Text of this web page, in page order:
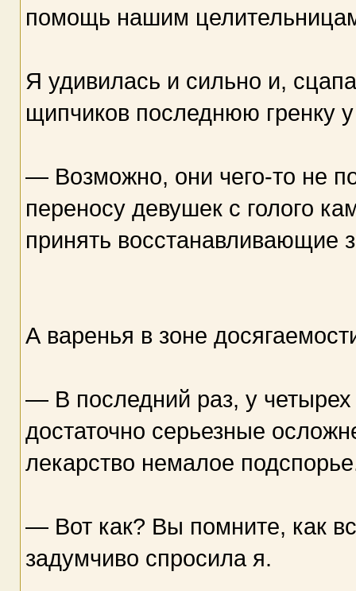
помощь нашим
Я удивилась и сильно и,
щипчиков последнюю гренку
— Возможно, они чего-то не
переносу девушек с голого
принять восстанавливающие
А варенья в зоне
— В последний раз, у
достаточно серьезные
лекарство немалое
— Вот как? Вы помните, как
задумчиво спросила я.